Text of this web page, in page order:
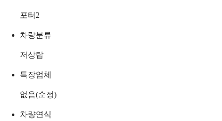
포터2
차량분류
저상탑
특장업체
없음(순정)
차량연식